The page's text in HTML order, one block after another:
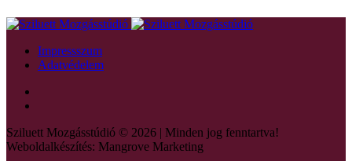
Impressszum
Adatvédelem
Sziluett Mozgásstúdió © 2026 | Minden jog fenntartva!
Weboldalkészítés: Mangrove Marketing